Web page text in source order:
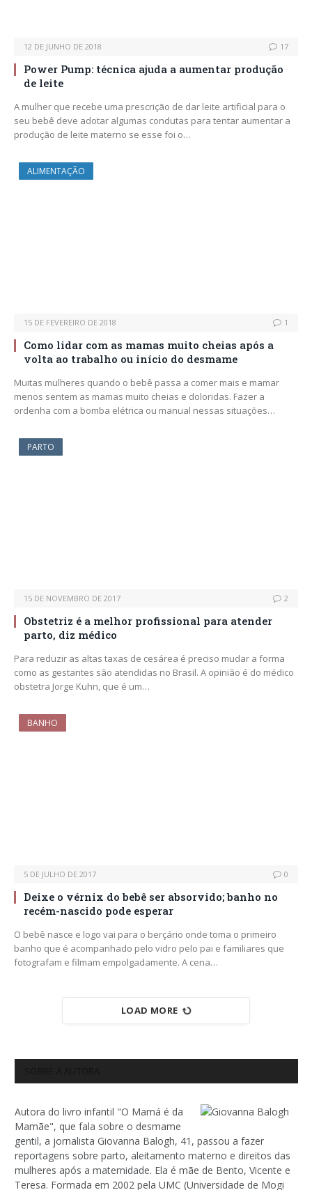
12 DE JUNHO DE 2018 17
Power Pump: técnica ajuda a aumentar produção
de leite
A mulher que recebe uma prescrição de dar leite artificial para o
seu bebê deve adotar algumas condutas para tentar aumentar a
produção de leite materno se esse foi o…
ALIMENTAÇÃO
15 DE FEVEREIRO DE 2018 1
Como lidar com as mamas muito cheias após a
volta ao trabalho ou início do desmame
Muitas mulheres quando o bebê passa a comer mais e mamar
menos sentem as mamas muito cheias e doloridas. Fazer a
ordenha com a bomba elétrica ou manual nessas situações…
PARTO
15 DE NOVEMBRO DE 2017 2
Obstetriz é a melhor profissional para atender
parto, diz médico
Para reduzir as altas taxas de cesárea é preciso mudar a forma
como as gestantes são atendidas no Brasil. A opinião é do médico
obstetra Jorge Kuhn, que é um…
BANHO
5 DE JULHO DE 2017 0
Deixe o vérnix do bebê ser absorvido; banho no
recém-nascido pode esperar
O bebê nasce e logo vai para o berçário onde toma o primeiro
banho que é acompanhado pelo vidro pelo pai e familiares que
fotografam e filmam empolgadamente. A cena…
LOAD MORE
Autora do livro infantil "O Mamá é da
Mamãe", que fala sobre o desmame
gentil, a jornalista Giovanna Balogh, 41, passou a fazer
reportagens sobre parto, aleitamento materno e direitos das
mulheres após a maternidade. Ela é mãe de Bento, Vicente e
Teresa. Formada em 2002 pela UMC (Universidade de Mogi